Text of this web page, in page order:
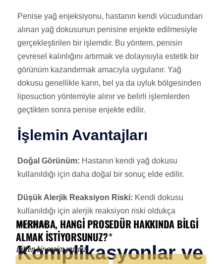
Penise yağ enjeksiyonu, hastanın kendi vücudundan
alınan yağ dokusunun penisine enjekte edilmesiyle
gerçekleştirilen bir işlemdir. Bu yöntem, penisin
çevresel kalınlığını artırmak ve dolayısıyla estetik bir
görünüm kazandırmak amacıyla uygulanır. Yağ
dokusu genellikle karın, bel ya da uyluk bölgesinden
liposuction yöntemiyle alınır ve belirli işlemlerden
geçtikten sonra penise enjekte edilir.
İşlemin Avantajları
Doğal Görünüm: Hastanın kendi yağ dokusu
kullanıldığı için daha doğal bir sonuç elde edilir.
Düşük Alerjik Reaksiyon Riski: Kendi dokusu
kullanıldığı için alerjik reaksiyon riski oldukça
düşüktür.
Komplikasyonlar ve